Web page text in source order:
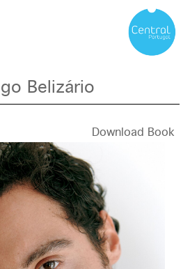
Belizário
Download Book